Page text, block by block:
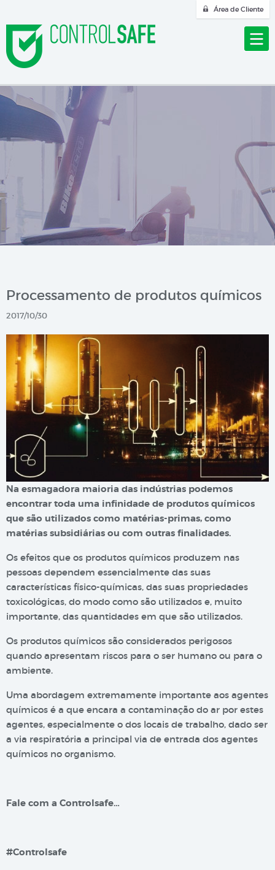
Área de Cliente
Processamento de produtos químicos
2017/10/30
Na esmagadora maioria das indústrias podemos
encontrar toda uma infinidade de produtos químicos
que são utilizados como matérias-primas, como
matérias subsidiárias ou com outras finalidades.
Os efeitos que os produtos químicos produzem nas
pessoas dependem essencialmente das suas
características físico-químicas, das suas propriedades
toxicológicas, do modo como são utilizados e, muito
importante, das quantidades em que são utilizados.
Os produtos químicos são considerados perigosos
quando apresentam riscos para o ser humano ou para o
ambiente.
Uma abordagem extremamente importante aos agentes
químicos é a que encara a contaminação do ar por estes
agentes, especialmente o dos locais de trabalho, dado ser
a via respiratória a principal via de entrada dos agentes
químicos no organismo.
Fale com a Controlsafe…
#Controlsafe